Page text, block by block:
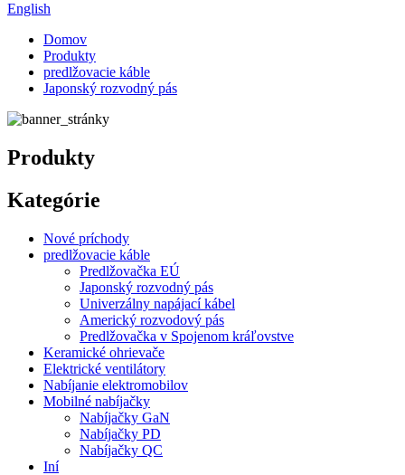
English
Domov
Produkty
predlžovacie káble
Japonský rozvodný pás
Produkty
Kategórie
Nové príchody
predlžovacie káble
Predlžovačka EÚ
Japonský rozvodný pás
Univerzálny napájací kábel
Americký rozvodový pás
Predlžovačka v Spojenom kráľovstve
Keramické ohrievače
Elektrické ventilátory
Nabíjanie elektromobilov
Mobilné nabíjačky
Nabíjačky GaN
Nabíjačky PD
Nabíjačky QC
Iní